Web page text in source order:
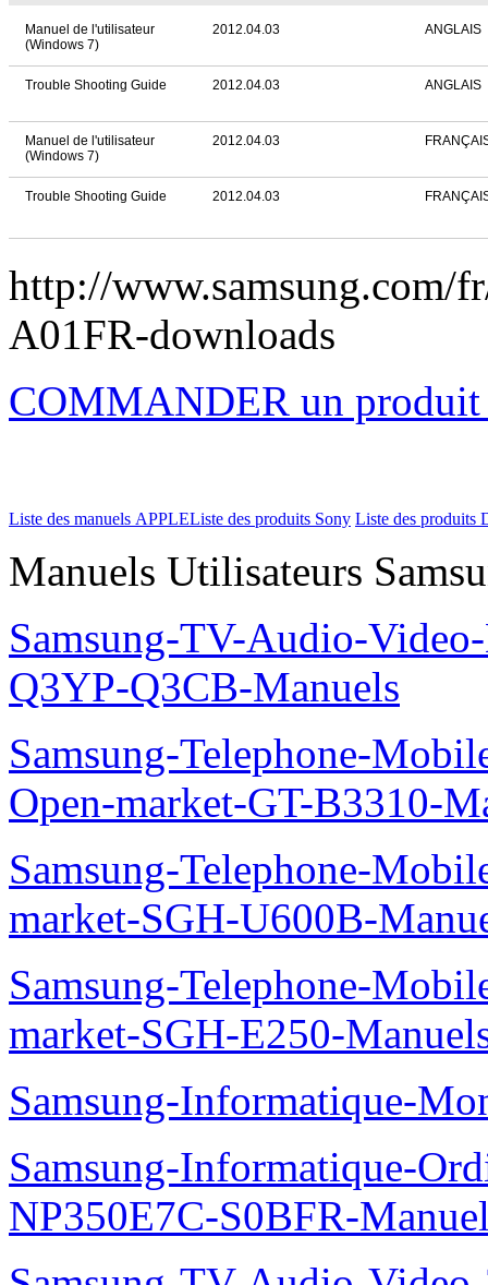
Manuel de l'utilisateur
(Windows 7)
2012.04.03 ANGLAIS
Trouble Shooting Guide 2012.04.03 ANGLAIS
Manuel de l'utilisateur
(Windows 7)
2012.04.03
Trouble Shooting Guide 2012.04.03
http://www.samsung.com/
A01FR-downloads
COMMANDER un
Liste des manuels APPLEListe des produits Sony Liste des produits
Manuels Utilisateurs
Samsung-TV-Audio-
Q3YP-Q3CB-Manuels
Samsung-Telephone-
Open-market-GT-B3310-
Samsung-Telephone-
market-SGH-U600B-
Samsung-Telephone-
market-SGH-E250-
Samsung-Informatique-
Samsung-Informatique-
NP350E7C-S0BFR-